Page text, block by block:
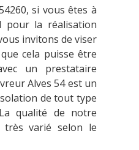
si vous êtes à
pour la réalisation
invitons de viser
cela puisse être
un prestataire
Alves 54 est un
de tout type
qualité de notre
varié selon le